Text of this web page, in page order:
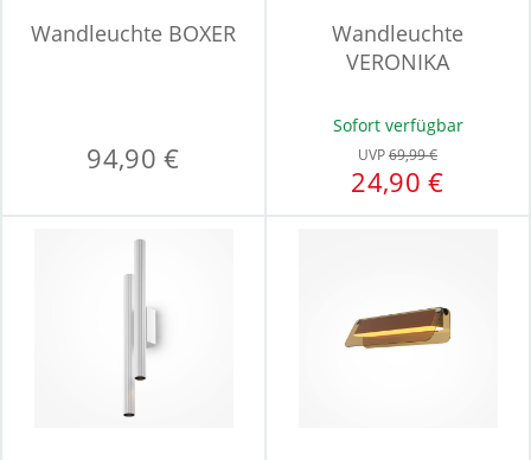
Wandleuchte BOXER
94,90 €
Wandleuchte
VERONIKA
Sofort verfügbar
UVP69,99 €
24,90 €